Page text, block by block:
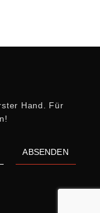
Hand. Für
ABSENDEN